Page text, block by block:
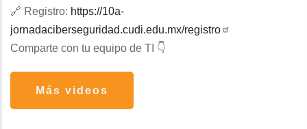
🔗 Registro: https://10a-
jornadaciberseguridad.cudi.edu.mx/registro
Comparte con tu equipo de TI 👇
Más videos